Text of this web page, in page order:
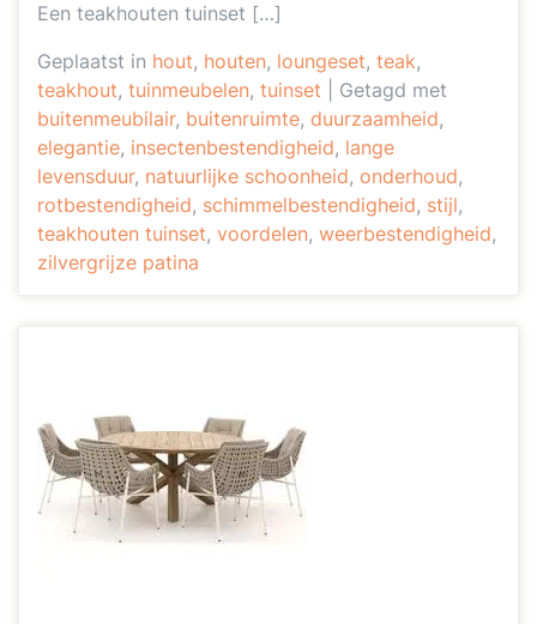
Een teakhouten tuinset […]
Geplaatst in hout, houten, loungeset, teak,
teakhout, tuinmeubelen, tuinset
Getagd met
buitenmeubilair, buitenruimte, duurzaamheid,
elegantie, insectenbestendigheid, lange
levensduur, natuurlijke schoonheid, onderhoud,
rotbestendigheid, schimmelbestendigheid, stijl,
teakhouten tuinset, voordelen, weerbestendigheid,
zilvergrijze patina